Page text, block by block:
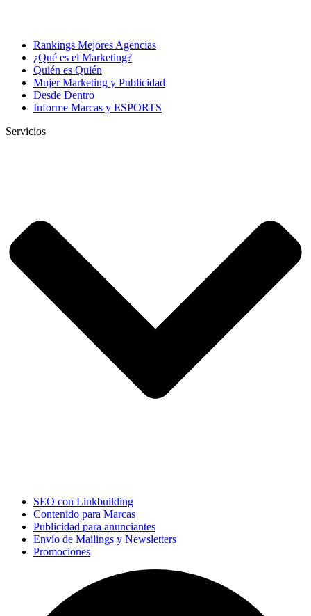
Rankings Mejores Agencias
¿Qué es el Marketing?
Quién es Quién
Mujer Marketing y Publicidad
Desde Dentro
Informe Marcas y ESPORTS
Servicios
SEO con Linkbuilding
Contenido para Marcas
Publicidad para anunciantes
Envío de Mailings y Newsletters
Promociones